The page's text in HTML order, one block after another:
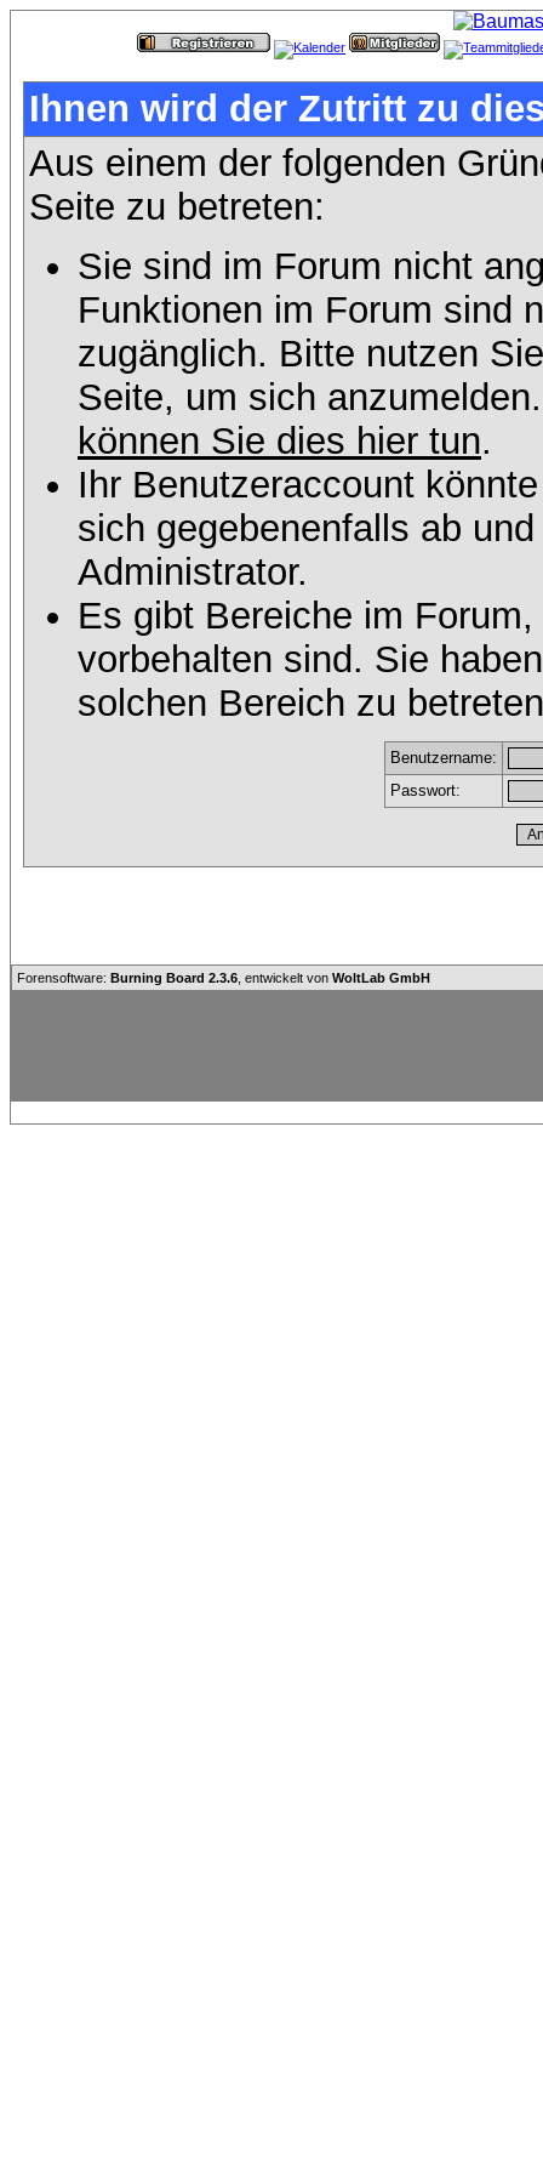
Ihnen wird der Zutritt zu
Aus einem der folgenden
Seite zu betreten:
Sie sind im Forum nicht
Funktionen im Forum sind
zugänglich. Bitte nutzen
Seite, um sich
können Sie dies hier tun.
Ihr Benutzeraccount
sich gegebenenfalls ab
Administrator.
Es gibt Bereiche im
vorbehalten sind. Sie
solchen Bereich zu
Benutzername:
Passwort:
Forensoftware: Burning Board 2.3.6 , entwickelt von WoltLab GmbH